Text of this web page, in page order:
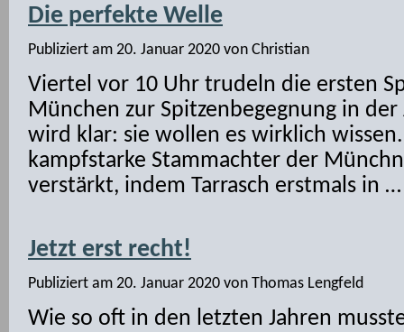
Die perfekte Welle
Publiziert am 20. Januar 2020 von Christian
Viertel vor 10 Uhr trudeln die ersten
München zur Spitzenbegegnung in
wird klar: sie wollen es wirklich
kampfstarke Stammachter der
verstärkt, indem Tarrasch erstmals in
Jetzt erst recht!
Publiziert am 20. Januar 2020 von Thomas Lengfeld
Wie so oft in den letzten Jahren